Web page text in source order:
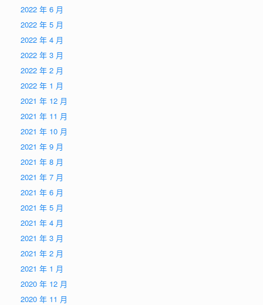
2022 年 6 月
2022 年 5 月
2022 年 4 月
2022 年 3 月
2022 年 2 月
2022 年 1 月
2021 年 12 月
2021 年 11 月
2021 年 10 月
2021 年 9 月
2021 年 8 月
2021 年 7 月
2021 年 6 月
2021 年 5 月
2021 年 4 月
2021 年 3 月
2021 年 2 月
2021 年 1 月
2020 年 12 月
2020 年 11 月